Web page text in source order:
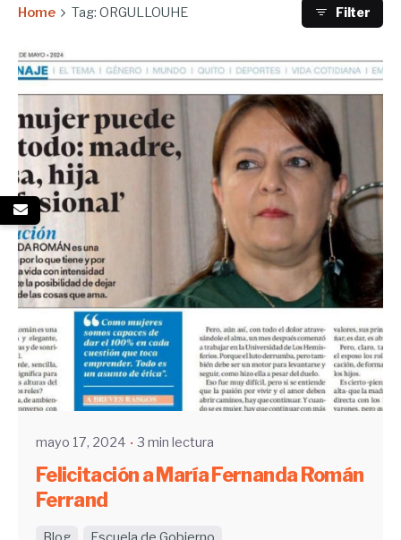
Home Tag: ORGULLOUHE Filter
Enviado por
UHE
mayo 17, 2024 3 min lectura
Felicitación a María Fernanda Román
Ferrand